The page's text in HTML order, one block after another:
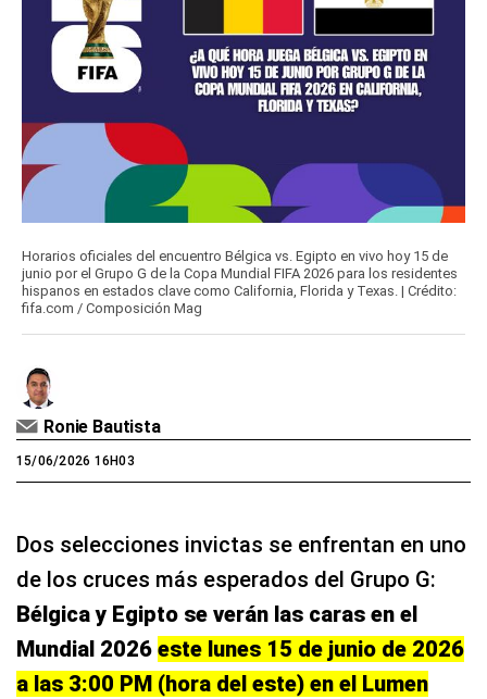
Horarios oficiales del encuentro Bélgica vs. Egipto en vivo hoy 15 de
junio por el Grupo G de la Copa Mundial FIFA 2026 para los residentes
hispanos en estados clave como California, Florida y Texas. | Crédito:
fifa.com / Composición Mag
Ronie Bautista
15/06/2026 16H03
Dos selecciones invictas se enfrentan en uno
de los cruces más esperados del Grupo G:
Bélgica y Egipto se verán las caras en el
Mundial 2026 este lunes 15 de junio de 2026
a las 3:00 PM (hora del este) en el Lumen